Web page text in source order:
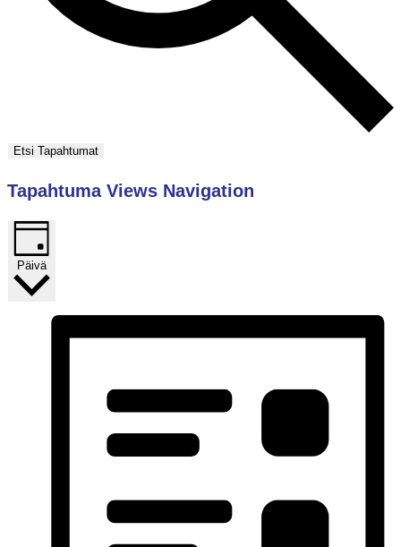
Etsi Tapahtumat
Tapahtuma Views Navigation
Päivä